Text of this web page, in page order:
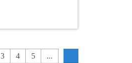
3 4 5 ...